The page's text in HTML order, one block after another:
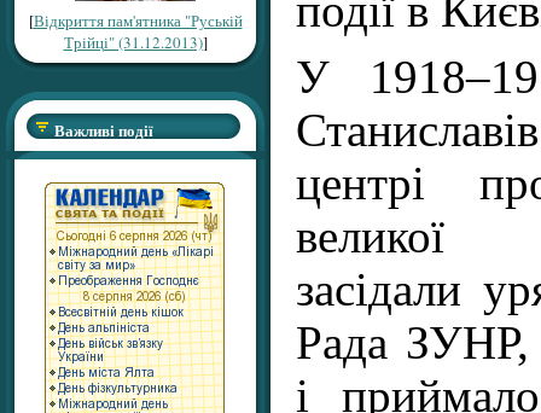
[Відкриття пам'ятника "Руській
Трійці" (31.12.2013)]
Важливі події
події в
У
центрі
великої
засідали
Рада ЗУНР,
і